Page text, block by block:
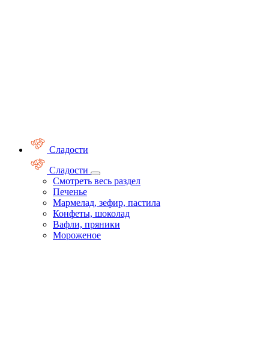
Сладости
Сладости
Смотреть весь раздел
Печенье
Мармелад, зефир, пастила
Конфеты, шоколад
Вафли, пряники
Мороженое